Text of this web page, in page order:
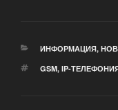
РУБРИКИ
ИНФОРМАЦИЯ,
МЕТКИ
GSM, IP-